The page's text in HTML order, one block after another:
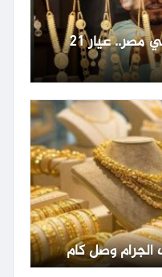
هبوط جديد يضرب الذهب في مصر.. عيار 21
وصل كام